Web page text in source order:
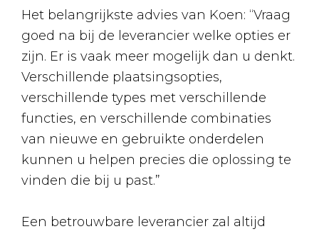
Het belangrijkste advies van Koen: “Vraag
goed na bij de leverancier welke opties er
zijn. Er is vaak meer mogelijk dan u denkt.
Verschillende plaatsingsopties,
verschillende types met verschillende
functies, en verschillende combinaties
van nieuwe en gebruikte onderdelen
kunnen u helpen precies die oplossing te
vinden die bij u past.”
Een betrouwbare leverancier zal altijd